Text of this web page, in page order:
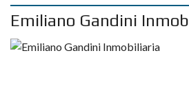
Emiliano Gandini